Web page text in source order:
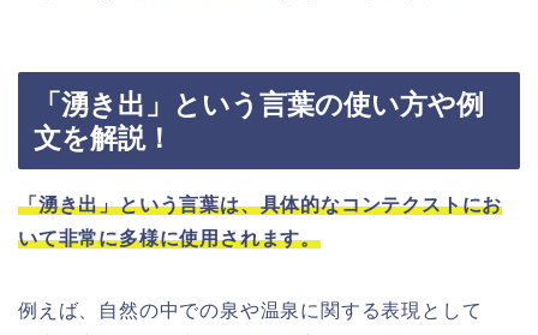
「湧き出」という言葉の使い方や例
文を解説！
「湧き出」という言葉は、具体的なコンテクストにお
いて非常に多様に使用されます。
例えば、自然の中での泉や温泉に関する表現として